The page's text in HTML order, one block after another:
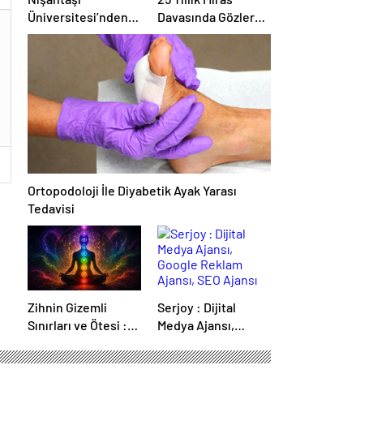
Üniversitesi’nden
2026 YKS
Adaylarına Çifte
Ücret ve Kesintisiz
Burs
Davasında Gözler
Temmuz Ayındaki
Karar Duruşmasına
Çevrildi
Ortopodoloji İle Diyabetik Ayak Yarası
Tedavisi
Zihnin Gizemli
Sınırları ve Ötesi :
Serjoy : Dijital
Medya Ajansı,
Ajansı, SEO Ajansı